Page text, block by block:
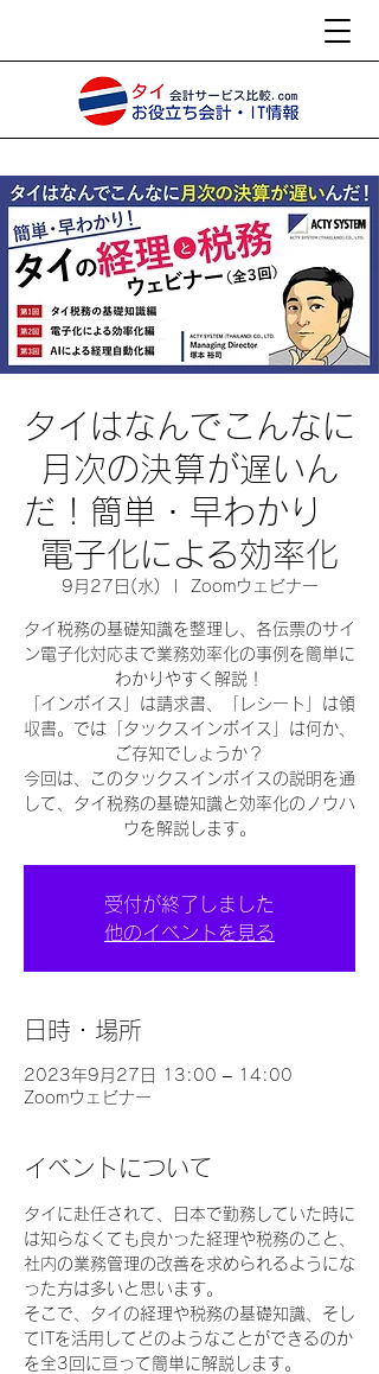
タイはなんでこんなに
月次の決算が遅いん
だ！簡単・早わかり
電子化による効率化
9月27日(水) Zoomウェビナー
タイ税務の基礎知識を整理し、各伝票のサイ
ン電子化対応まで業務効率化の事例を簡単に
わかりやすく解説！
「インボイス」は請求書、「レシート」は領
収書。では「タックスインボイス」は何か、
ご存知でしょうか？
今回は、このタックスインボイスの説明を通
して、タイ税務の基礎知識と効率化のノウハ
ウを解説します。
受付が終了しました
他のイベントを見る
日時・場所
2023年9月27日 13:00 – 14:00
Zoomウェビナー
イベントについて
タイに赴任されて、日本で勤務していた時に
は知らなくても良かった経理や税務のこと、
社内の業務管理の改善を求められるようにな
った方は多いと思います。
そこで、タイの経理や税務の基礎知識、そし
てITを活用してどのようなことができるのか
を全3回に亘って簡単に解説します。